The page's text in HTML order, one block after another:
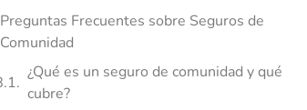
Preguntas Frecuentes sobre Seguros de
Comunidad
¿Qué es un seguro de comunidad y qué
cubre?